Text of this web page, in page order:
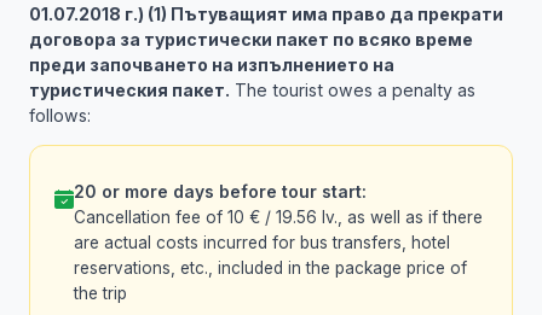
01.07.2018 г.) (1) Пътуващият има право да прекрати
договора за туристически пакет по всяко време
преди започването на изпълнението на
туристическия пакет. The tourist owes a penalty as
follows:
20 or more days before tour start:
Cancellation fee of 10 € / 19.56 lv., as well as if there
are actual costs incurred for bus transfers, hotel
reservations, etc., included in the package price of
the trip